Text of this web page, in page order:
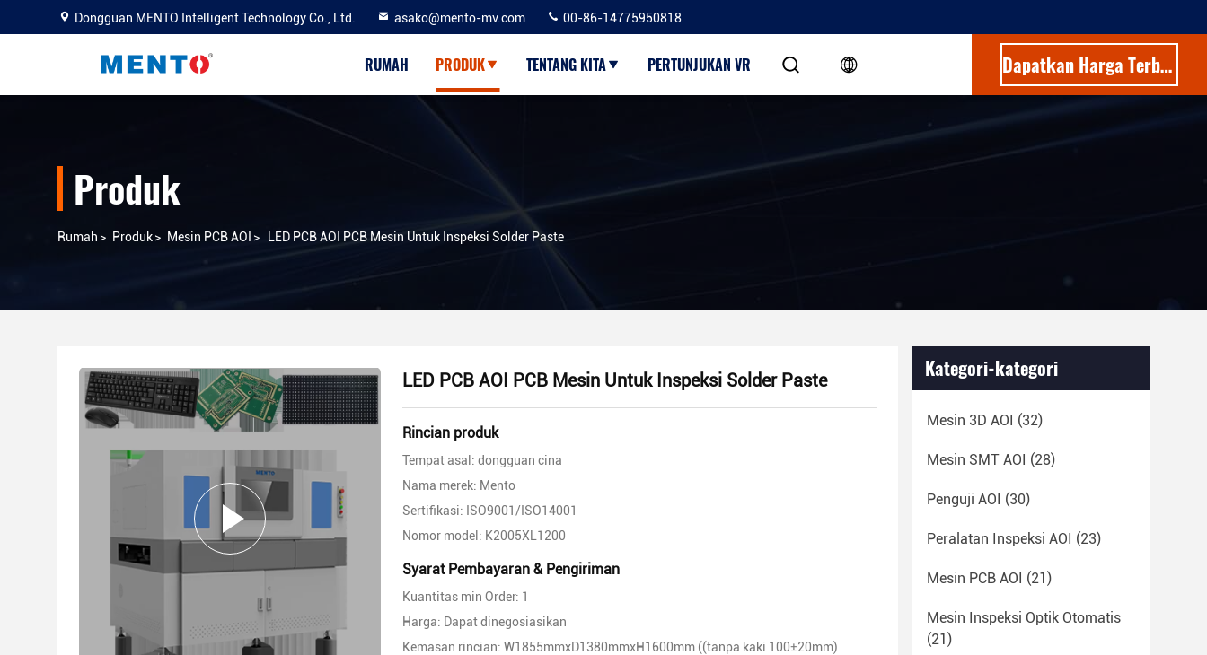
Dongguan MENTO Intelligent Technology Co., Ltd. asako@mento-mv.com 00-86-14775950818
RUMAH PRODUK TENTANG KITA PERTUNJUKAN VR Dapatkan Harga Terbaik
Produk
Rumah > Produk> Mesin PCB AOI > LED PCB AOI PCB Mesin Untuk Inspeksi Solder Paste
LED PCB AOI PCB Mesin Untuk Inspeksi Solder Paste
Rincian produk
Tempat asal: dongguan cina
Nama merek: Mento
Sertifikasi: ISO9001/ISO14001
Nomor model: K2005XL1200
Syarat Pembayaran & Pengiriman
Kuantitas min Order: 1
Harga: Dapat dinegosiasikan
Kemasan rincian: W1855mmxD1380mmxH1600mm ((tanpa kaki 100±20mm)
Kategori-kategori
Mesin 3D AOI (32)
Mesin SMT AOI (28)
Penguji AOI (30)
Peralatan Inspeksi AOI (23)
Mesin PCB AOI (21)
Mesin Inspeksi Optik Otomatis
(21)